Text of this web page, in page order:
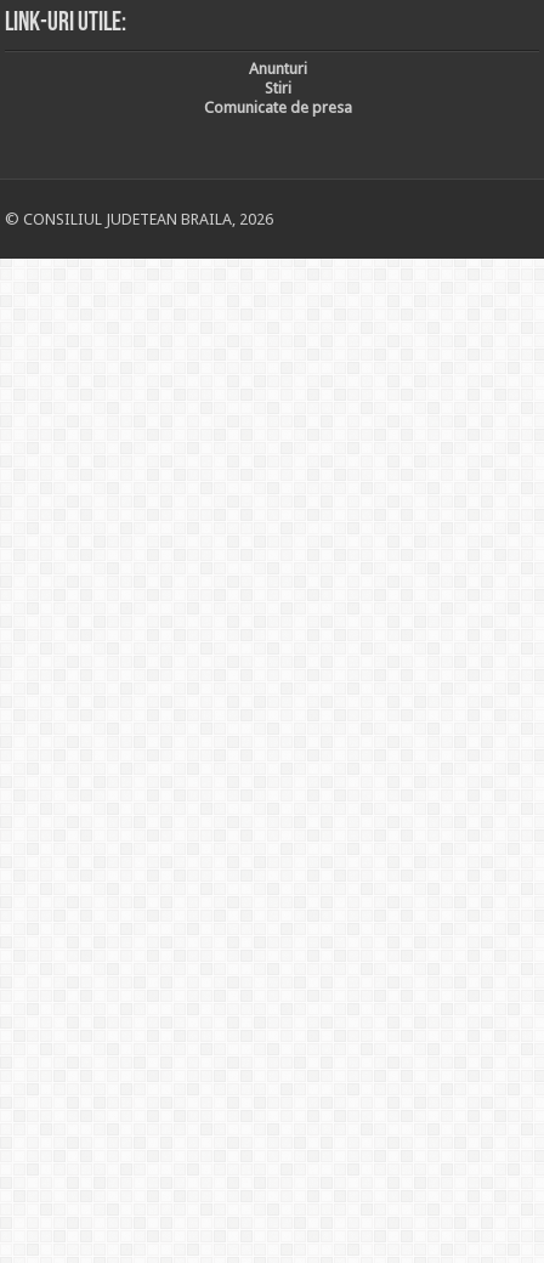
Link-uri utile:
Anunturi
Stiri
Comunicate de presa
© CONSILIUL JUDETEAN BRAILA, 2026